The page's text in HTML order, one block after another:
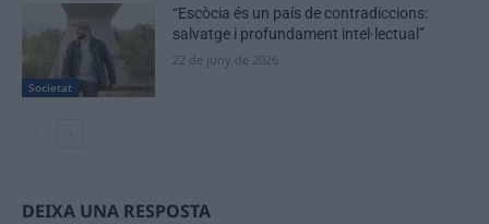
Societat
“Escòcia és un país de contradiccions:
salvatge i profundament intel·lectual”
22 de juny de 2026
DEIXA UNA RESPOSTA